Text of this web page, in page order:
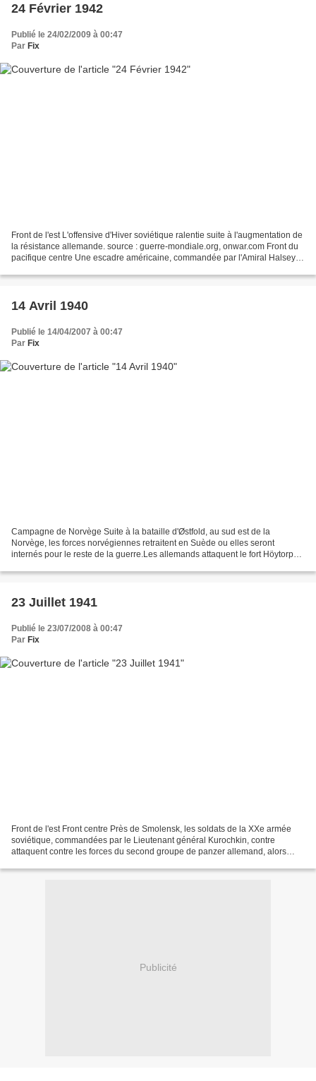
24 Février 1942
Publié le 24/02/2009 à 00:47
Par Fix
Front de l'est L'offensive d'Hiver soviétique ralentie suite à l'augmentation de
la résistance allemande. source : guerre-mondiale.org, onwar.com Front du
pacifique centre Une escadre américaine, commandée par l'Amiral Halsey et
14 Avril 1940
Publié le 14/04/2007 à 00:47
Par Fix
Campagne de Norvège Suite à la bataille d'Østfold, au sud est de la
Norvège, les forces norvégiennes retraitent en Suède ou elles seront
internés pour le reste de la guerre.Les allemands attaquent le fort Höytorp
23 Juillet 1941
Publié le 23/07/2008 à 00:47
Par Fix
Front de l'est Front centre Près de Smolensk, les soldats de la XXe armée
soviétique, commandées par le Lieutenant général Kurochkin, contre
attaquent contre les forces du second groupe de panzer allemand, alors
Publicité